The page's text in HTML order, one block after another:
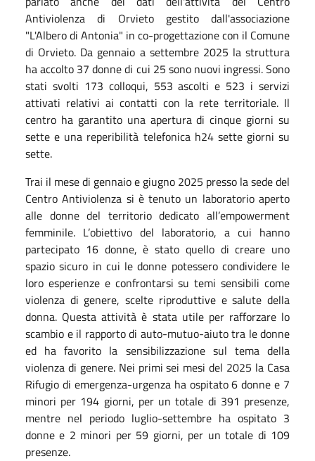
Antiviolenza di Orvieto gestito dall'associazione
"L'Albero di Antonia" in co-progettazione con il Comune
di Orvieto. Da gennaio a settembre 2025 la struttura
ha accolto 37 donne di cui 25 sono nuovi ingressi. Sono
stati svolti 173 colloqui, 553 ascolti e 523 i servizi
attivati relativi ai contatti con la rete territoriale. Il
centro ha garantito una apertura di cinque giorni su
sette e una reperibilità telefonica h24 sette giorni su
sette.
Trai il mese di gennaio e giugno 2025 presso la sede del
Centro Antiviolenza si è tenuto un laboratorio aperto
alle donne del territorio dedicato all’empowerment
femminile. L’obiettivo del laboratorio, a cui hanno
partecipato 16 donne, è stato quello di creare uno
spazio sicuro in cui le donne potessero condividere le
loro esperienze e confrontarsi su temi sensibili come
violenza di genere, scelte riproduttive e salute della
donna. Questa attività è stata utile per rafforzare lo
scambio e il rapporto di auto-mutuo-aiuto tra le donne
ed ha favorito la sensibilizzazione sul tema della
violenza di genere. Nei primi sei mesi del 2025 la Casa
Rifugio di emergenza-urgenza ha ospitato 6 donne e 7
minori per 194 giorni, per un totale di 391 presenze,
mentre nel periodo luglio-settembre ha ospitato 3
donne e 2 minori per 59 giorni, per un totale di 109
presenze.